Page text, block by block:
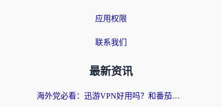
应用权限
联系我们
最新资讯
海外党必看：迅游VPN好用吗？和番茄加速器VPN对比哪个回国效果更好？